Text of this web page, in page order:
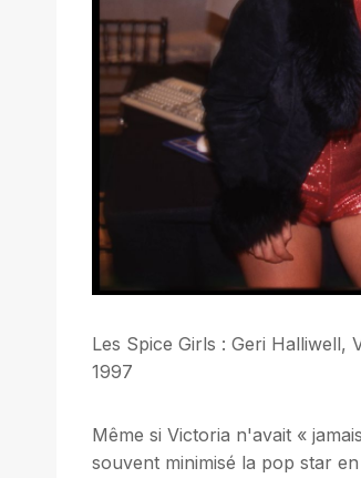
Les Spice Girls : Geri Halliwell,
1997
Même si Victoria n'avait «
souvent minimisé la pop star